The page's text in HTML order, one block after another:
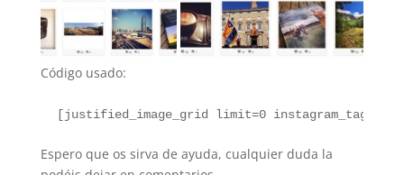
Código usado:
[justified_image_grid limit=0
Espero que os sirva de ayuda, cualquier duda la